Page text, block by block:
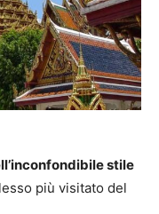
stile
più visitato del